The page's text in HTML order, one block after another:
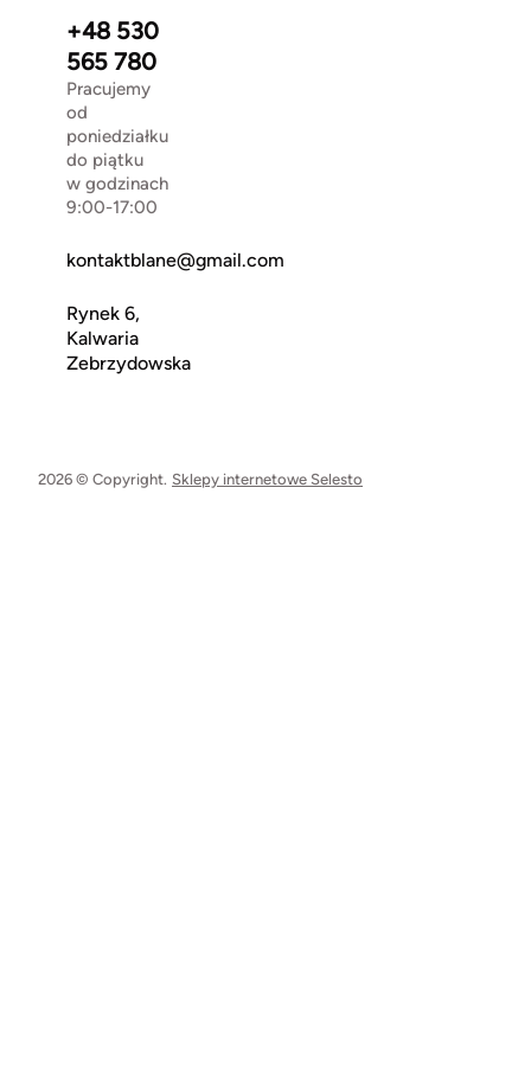
+48 530
565 780
Pracujemy
od
poniedziałku
do piątku
w godzinach
9:00-17:00
kontaktblane@gmail.com
Rynek 6,
Kalwaria
Zebrzydowska
2026 © Copyright. Sklepy internetowe Selesto